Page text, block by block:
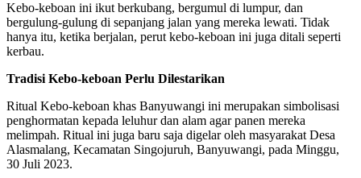
Kebo-keboan ini ikut berkubang, bergumul di lumpur, dan
bergulung-gulung di sepanjang jalan yang mereka lewati. Tidak
hanya itu, ketika berjalan, perut kebo-keboan ini juga ditali seperti
kerbau.
Tradisi Kebo-keboan Perlu Dilestarikan
Ritual Kebo-keboan khas Banyuwangi ini merupakan simbolisasi
penghormatan kepada leluhur dan alam agar panen mereka
melimpah. Ritual ini juga baru saja digelar oleh masyarakat Desa
Alasmalang, Kecamatan Singojuruh, Banyuwangi, pada Minggu,
30 Juli 2023.